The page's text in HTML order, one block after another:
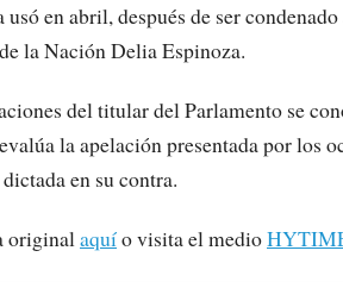
usó en abril, después de ser
la Nación Delia Espinoza.
del titular del Parlamento se
la apelación presentada por los
en su contra.
originalaquío visita el medio